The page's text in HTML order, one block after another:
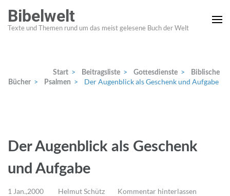
Inhalt
springen
Bibelwelt
Texte und Themen rund um das meist gelesene Buch der Welt
Start > Beitragsliste > Gottesdienste >
Biblische
Bücher > Psalmen > Der Augenblick als Geschenk und Aufgabe
Der Augenblick als Geschenk
und Aufgabe
1 Jan.,2000 Helmut Schütz Kommentar hinterlassen